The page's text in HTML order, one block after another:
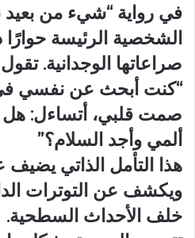
في رواية “شيء من
الشخصية الرئيسة
صراعاتها الوجدانية.
“كنت أبحث عن نفسي في
صمت قلبي، أتساءل: هل
ألمي وأجد السلام؟”
هذا التأمل الذاتي يضيف
ويكشف عن التوترات
خلف الأحداث السطحية.